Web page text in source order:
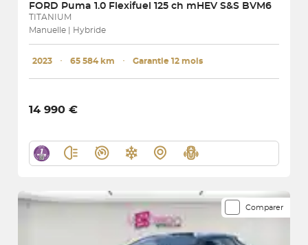
FORD Puma 1.0 Flexifuel 125 ch mHEV S&S BVM6
TITANIUM
Manuelle | Hybride
2023 ･ 65 584 km ･ Garantie 12 mois
14 990 €
Comparer